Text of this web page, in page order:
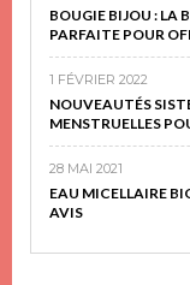
BOUGIE BIJOU : LA
PARFAITE POUR
1 FÉVRIER 2022
NOUVEAUTÉS
MENSTRUELLES
28 MAI 2021
EAU MICELLAIRE
AVIS